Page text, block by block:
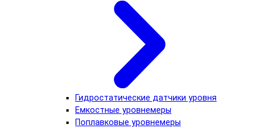
Гидростатические датчики уровня
Емкостные уровнемеры
Поплавковые уровнемеры